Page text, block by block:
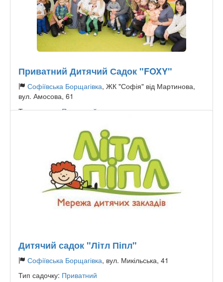
Приватний Дитячий Садок "FOXY"
Софіївська Борщагівка, ЖК "Софія" від Мартинова,
вул. Амосова, 61
Тип садочку:Приватний
Дитячий садок "Літл Піпл"
Софіївська Борщагівка, вул. Микільська, 41
Тип садочку: Приватний